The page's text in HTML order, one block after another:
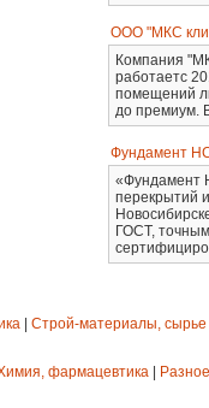
ООО "МКС
Компания
работаетс
помещений
до премиум.
Фундамент
«Фундамент
перекрытий
ГОСТ,
Строй-материалы, сырье
фармацевтика